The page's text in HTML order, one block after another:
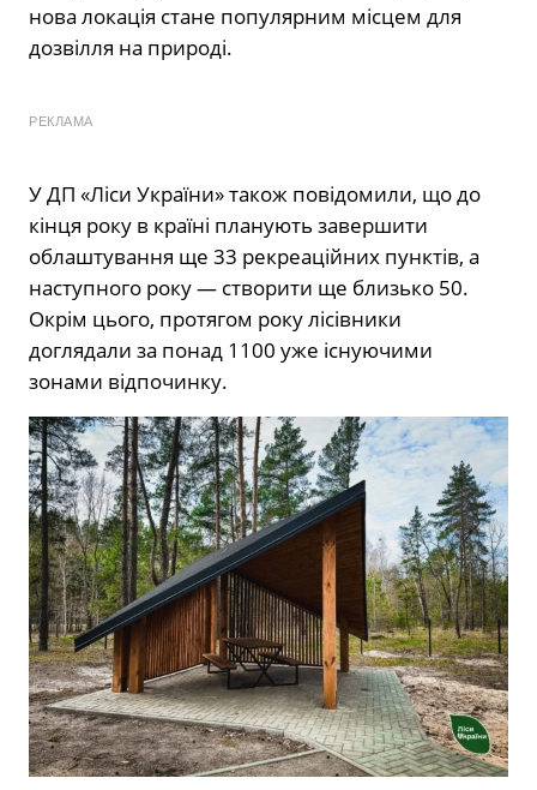
нова локація стане популярним місцем для
дозвілля на природі.
РЕКЛАМА
У ДП «Ліси України» також повідомили, що до
кінця року в країні планують завершити
облаштування ще 33 рекреаційних пунктів, а
наступного року — створити ще близько 50.
Окрім цього, протягом року лісівники
доглядали за понад 1100 уже існуючими
зонами відпочинку.